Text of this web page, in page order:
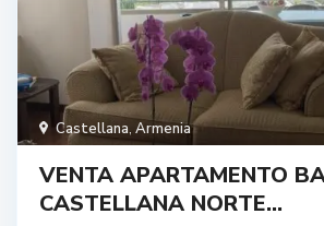
Castellana, Armenia
VENTA APARTAMENTO
CASTELLANA NORTE...